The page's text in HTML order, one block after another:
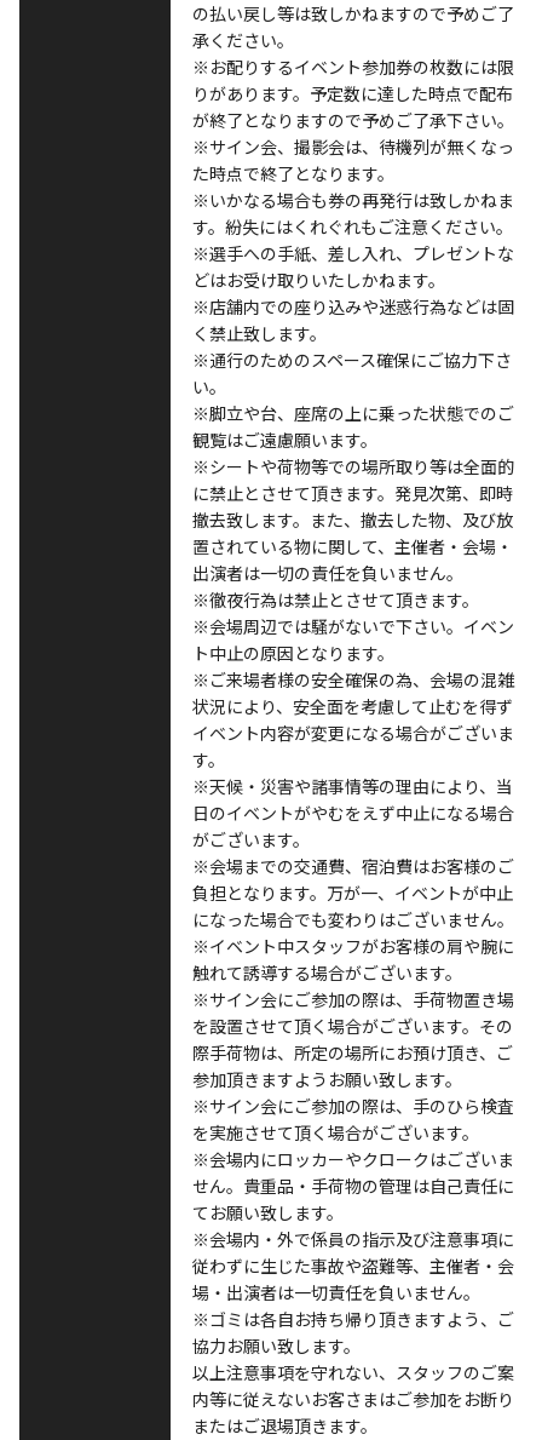
の払い戻し等は致しかねますので予めご了
承ください。
※お配りするイベント参加券の枚数には限
りがあります。予定数に達した時点で配布
が終了となりますので予めご了承下さい。
※サイン会、撮影会は、待機列が無くなっ
た時点で終了となります。
※いかなる場合も券の再発行は致しかねま
す。紛失にはくれぐれもご注意ください。
※選手への手紙、差し入れ、プレゼントな
どはお受け取りいたしかねます。
※店舗内での座り込みや迷惑行為などは固
く禁止致します。
※通行のためのスペース確保にご協力下さ
い。
※脚立や台、座席の上に乗った状態でのご
観覧はご遠慮願います。
※シートや荷物等での場所取り等は全面的
に禁止とさせて頂きます。発見次第、即時
撤去致します。また、撤去した物、及び放
置されている物に関して、主催者・会場・
出演者は一切の責任を負いません。
※徹夜行為は禁止とさせて頂きます。
※会場周辺では騒がないで下さい。イベン
ト中止の原因となります。
※ご来場者様の安全確保の為、会場の混雑
状況により、安全面を考慮して止むを得ず
イベント内容が変更になる場合がございま
す。
※天候・災害や諸事情等の理由により、当
日のイベントがやむをえず中止になる場合
がございます。
※会場までの交通費、宿泊費はお客様のご
負担となります。万が一、イベントが中止
になった場合でも変わりはございません。
※イベント中スタッフがお客様の肩や腕に
触れて誘導する場合がございます。
※サイン会にご参加の際は、手荷物置き場
を設置させて頂く場合がございます。その
際手荷物は、所定の場所にお預け頂き、ご
参加頂きますようお願い致します。
※サイン会にご参加の際は、手のひら検査
を実施させて頂く場合がございます。
※会場内にロッカーやクロークはございま
せん。貴重品・手荷物の管理は自己責任に
てお願い致します。
※会場内・外で係員の指示及び注意事項に
従わずに生じた事故や盗難等、主催者・会
場・出演者は一切責任を負いません。
※ゴミは各自お持ち帰り頂きますよう、ご
協力お願い致します。
以上注意事項を守れない、スタッフのご案
内等に従えないお客さまはご参加をお断り
またはご退場頂きます。